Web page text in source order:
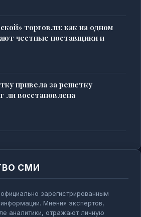
торговли: как на одном
честные поставщики и
привела за решетку
ли восстановлена
СМИ
зарегистрированным
Мнения экспертов,
аналитики, отражают личную